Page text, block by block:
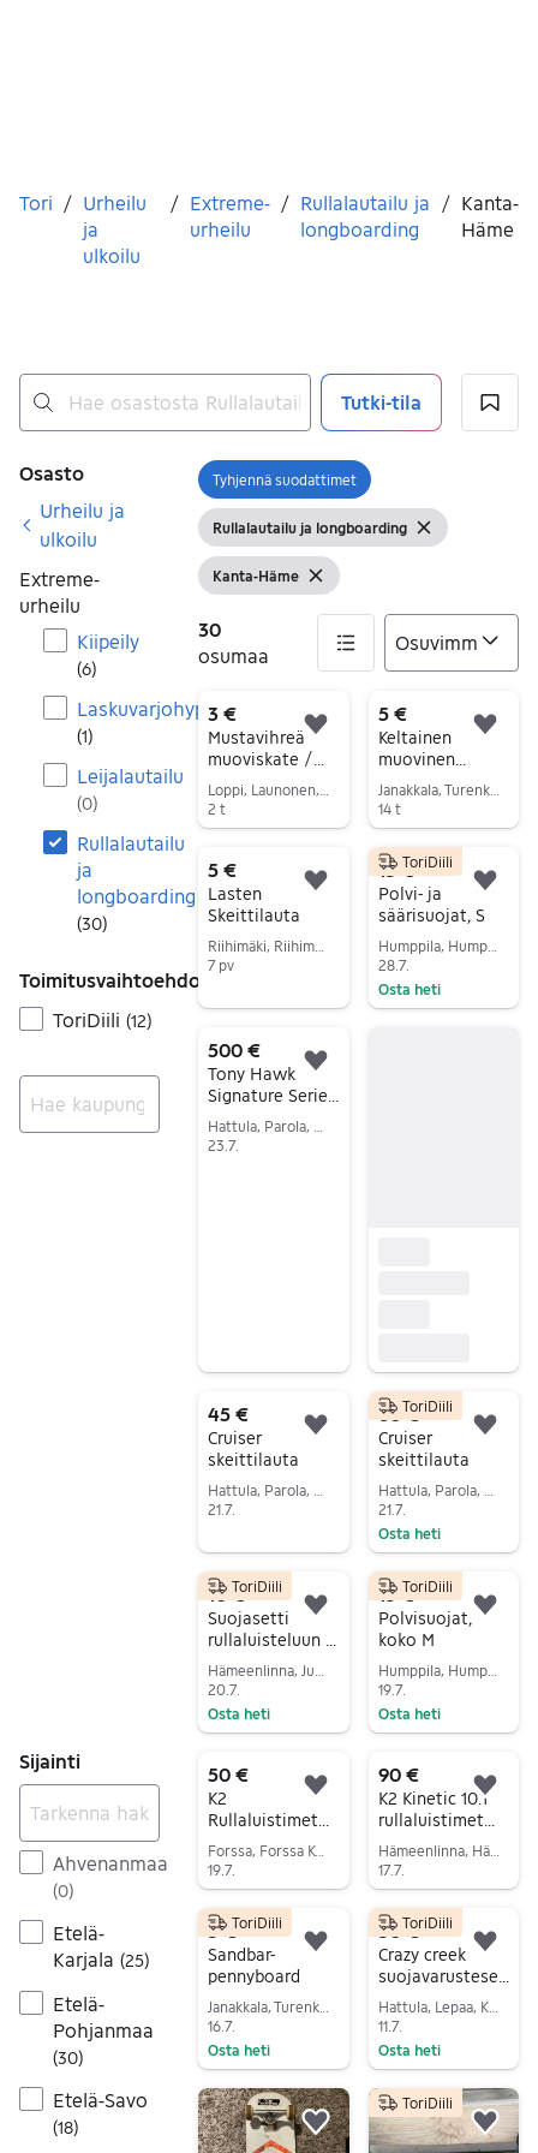
Olet tässä
Tori / Urheilu
ja
ulkoilu
/ Extreme-
urheilu
/ Rullalautailu ja
longboarding
/ Kanta-
Häme
Tutki-tila
Suodattimet
Osasto
Urheilu ja
ulkoilu
Extreme-
urheilu
Kiipeily
(6)
Laskuvarjohyppy
(1)
Leijalautailu
(0)
Rullalautailu
ja
longboarding
(30)
Toimitusvaihtoehdot
ToriDiili (12)
Sijainti
Ahvenanmaa
(0)
Etelä-
Karjala (25)
Etelä-
Pohjanmaa
(30)
Etelä-Savo
(18)
Avaa suodatin
Tyhjennä suodattimet
Näytä suodattimet
Rullalautailu ja longboarding Tyhjennä
Näytä suodattimet
Kanta-Häme Tyhjennä suodatin
30
osumaa
30 tulos(ta)
3 €
Mustavihreä
muoviskate /
cruiser-lauta
2 t
Lisää suosikiksi.
5 €
Keltainen
muovinen
”skeittilauta”
Janakkala, Turenki, Kanta-Häme
14 t
5 €
Lasten
Skeittilauta
7 pv
Lisää suosikiksi.
Siirry ilmoitukseen
15 €
Polvi- ja
säärisuojat, S
Humppila, Humppila Keskus, Kanta-Häme
28.7.
Osta heti
ToriDiili
500 €
Tony Hawk
Signature Series
skeittilauta
23.7.
45 €
Cruiser
skeittilauta
21.7.
Lisää suosikiksi.
60 €
Cruiser
skeittilauta
21.7.
Osta heti
ToriDiili
10 €
Suojasetti
rullaluisteluun /
skeittaukseen
20.7.
Osta heti
ToriDiili
Lisää suosikiksi.
13 €
Polvisuojat,
koko M
Humppila, Humppila Keskus, Kanta-Häme
19.7.
Osta heti
ToriDiili
50 €
K2
Rullaluistimet
koko: 42,5 +
Suojat
Forssa, Forssa Keskus, Kanta-Häme
19.7.
Lisää suosikiksi.
90 €
K2 Kinetic 10.1
rullaluistimet
musta-oranssiHämeenlinna, Hämeenlinna Keskus, Kanta-Häme
17.7.
5 €
Sandbar-
pennyboard
16.7.
Osta heti
ToriDiili
Lisää suosikiksi.
50 €
Crazy creek
suojavarusteset
ti polvi- ja
kyynärsuojat
musta
Hattula, Lepaa, Kanta-Häme
11.7.
Osta heti
ToriDiili
Lisää suosikiksi.
ToriDiili